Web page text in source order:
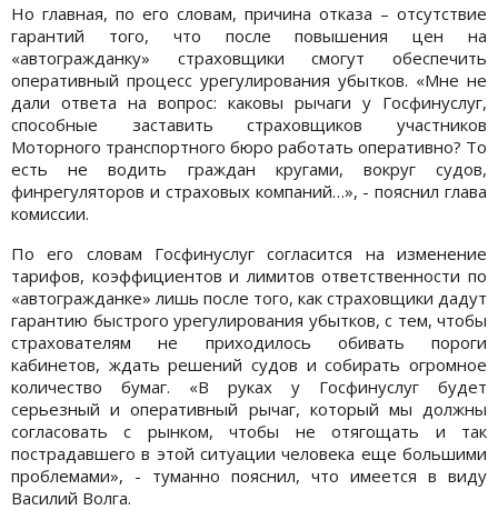
Но главная, по его словам, причина отказа – отсутствие
гарантий того, что после повышения цен на
«автогражданку» страховщики смогут обеспечить
оперативный процесс урегулирования убытков. «Мне не
дали ответа на вопрос: каковы рычаги у Госфинуслуг,
способные заставить страховщиков участников
Моторного транспортного бюро работать оперативно? То
есть не водить граждан кругами, вокруг судов,
финрегуляторов и страховых компаний…», - пояснил глава
комиссии.
По его словам Госфинуслуг согласится на изменение
тарифов, коэффициентов и лимитов ответственности по
«автогражданке» лишь после того, как страховщики дадут
гарантию быстрого урегулирования убытков, с тем, чтобы
страхователям не приходилось обивать пороги
кабинетов, ждать решений судов и собирать огромное
количество бумаг. «В руках у Госфинуслуг будет
серьезный и оперативный рычаг, который мы должны
согласовать с рынком, чтобы не отягощать и так
пострадавшего в этой ситуации человека еще большими
проблемами», - туманно пояснил, что имеется в виду
Василий Волга.